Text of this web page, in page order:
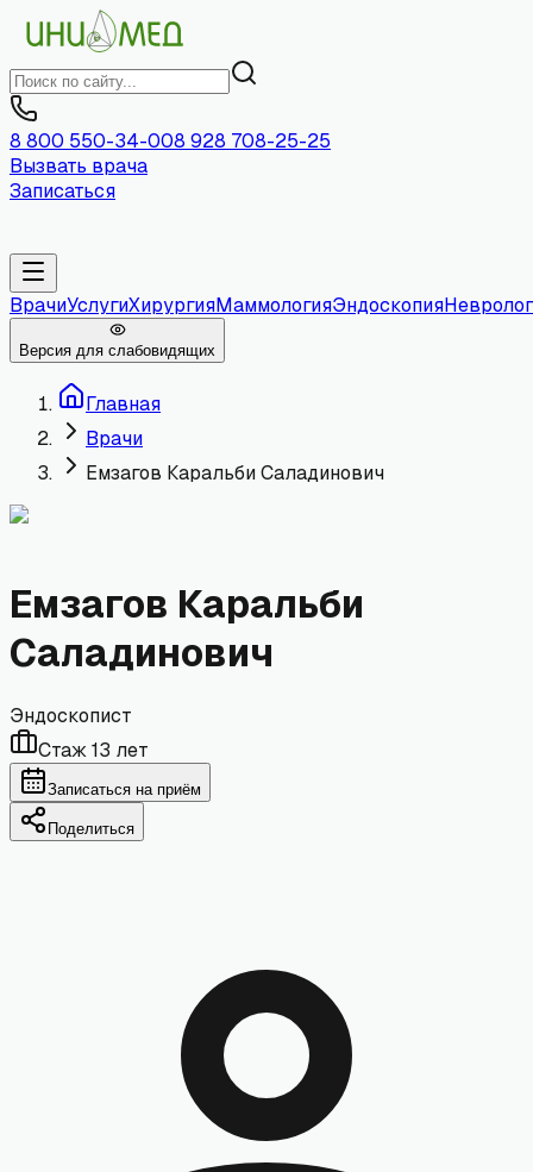
8 800 550-34-008 928 708-25-25
Вызвать врача
Записаться
ВрачиУслугиХирургияМаммологияЭндоскопия
Версия для слабовидящих
Главная
Врачи
Емзагов Каральби Саладинович
Емзагов Каральби
Саладинович
Эндоскопист
Стаж13 лет
Записаться на приём
Поделиться